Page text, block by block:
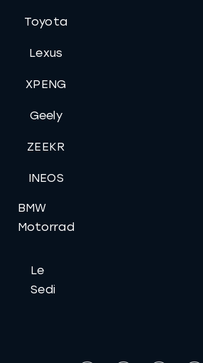
Toyota
Lexus
XPENG
Geely
ZEEKR
INEOS
BMW
Motorrad
Le
Sedi